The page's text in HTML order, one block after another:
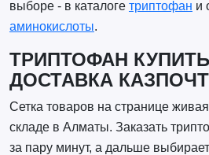
выборе - в каталоге триптофан и
аминокислоты.
ТРИПТОФАН
ДОСТАВКА
Сетка товаров на странице
складе в Алматы. Заказать
за пару минут, а дальше